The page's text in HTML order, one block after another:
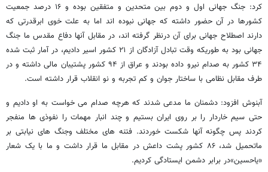
کرد: جنگ جهانی اول و دوم بین متحدین و متفقین بوده و ۱۶ درصد جمعیت
کشورها در آن حضور داشته که جهانی نبوده اند اما به علت خوی ابرقدرتی که
دارند اصطلاح جهانی برای آن درنظر گرفته اند، در مقابل آنها دفاع مقدس ما جنگ
جهانی بود به طوریکه وقت تبادل آزادگان از ۲۱ کشور اسیر دادیم، در آمار ثبت شده
۳۴ کشور به صدام نیرو داده بودند و عراق از ۹۴ کشور پشتیبان مالی داشته و در
طرف مقابل نظامی با ساختار جوان و کم تجربه و نو انقلاب قرار داشته است.
آبنوش افزود: دشمنان ما مدعی شدند که هرچه صدام می خواست به او دادیم و
حتی سیم خاردار را بر روی ایران بستیم و چند انبار مهمات را نفوذی ها منفجر
کردند پس چگونه آنها شکست خوردند. فتنه های مختلف وجنگ های نیابتی بر
ماتحمیل شد، ۸۶ کشور پشت داعش در مقابل ما قرار داشت و ما با یک شعار
«یاحسین»در برابر دشمن ایستادگی کردیم.